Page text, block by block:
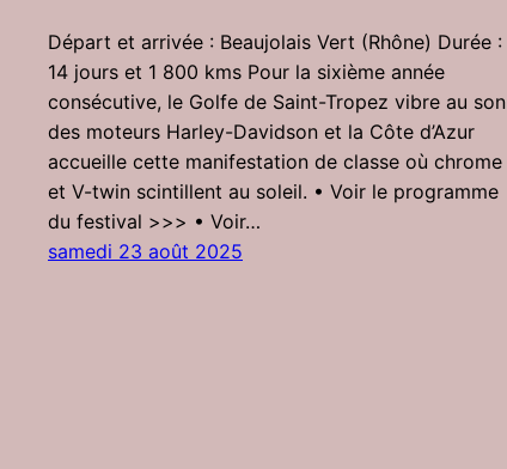
Départ et arrivée : Beaujolais Vert (Rhône) Durée :
14 jours et 1 800 kms Pour la sixième année
consécutive, le Golfe de Saint-Tropez vibre au son
des moteurs Harley-Davidson et la Côte d’Azur
accueille cette manifestation de classe où chrome
et V-twin scintillent au soleil. • Voir le programme
du festival >>> • Voir…
samedi 23 août 2025